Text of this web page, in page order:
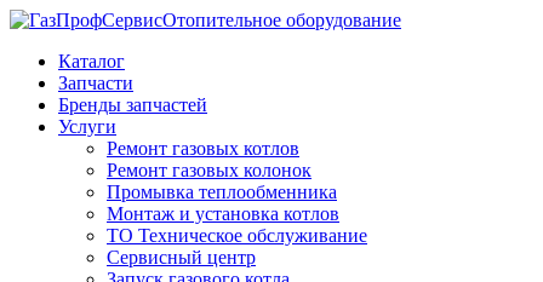
Отопительное оборудование
Каталог
Запчасти
Бренды запчастей
Услуги
Ремонт газовых котлов
Ремонт газовых колонок
Промывка теплообменника
Монтаж и установка котлов
ТО Техническое обслуживание
Сервисный центр